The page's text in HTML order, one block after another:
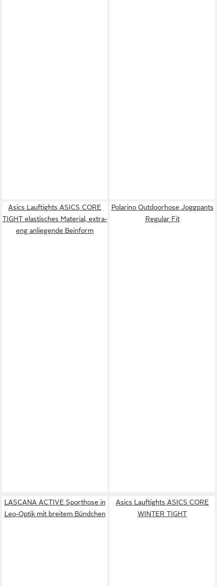
Asics Lauftights ASICS CORE
TIGHT elastisches Material, extra-
eng anliegende Beinform
Polarino Outdoorhose Joggpants
Regular Fit
LASCANA ACTIVE Sporthose in
Leo-Optik mit breitem Bündchen
Asics Lauftights ASICS CORE
WINTER TIGHT